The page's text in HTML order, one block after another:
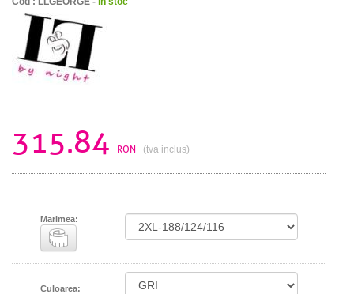
315.84 RON (tva inclus)
Marimea:
Culoarea: